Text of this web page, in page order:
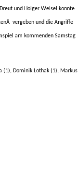
und Holger Weisel konnte
Â vergeben und die Angriffe
am kommenden Samstag
(1), Dominik Lothak (1), Markus